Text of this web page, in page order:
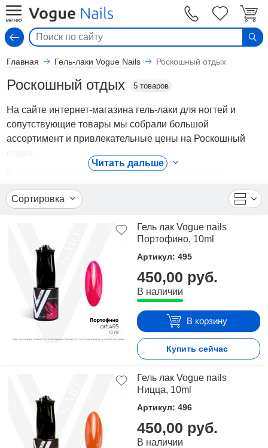
Главная Гель-лаки Vogue Nails Роскошный отдых
Роскошный отдых 5 товаров
На сайте интернет-магазина гель-лаки для ногтей и
сопутствующие товары мы собрали большой
ассортимент и привлекательные цены на Роскошный
В каталоге представлены Гель-лаки Vogue Nails
- Роскошный отдых от ведущих мировых
производителей. Вы можете ознакомиться с
покупателей, техническими характеристиками, а также
сравнить понравившиеся модели и выбрать лучшую
стоимость.
Для того чтобы купить Роскошный отдых, достаточно
оформить заявку на сайте или связаться с
консультантом в режиме on-line.
Читать дальше
Сортировка
Гель лак Vogue nails
Портофино, 10ml
Артикул: 495
450,00 руб.
В наличии
В корзину
Купить сейчас
Гель лак Vogue nails
Ницца, 10ml
Артикул: 496
450,00 руб.
В наличии